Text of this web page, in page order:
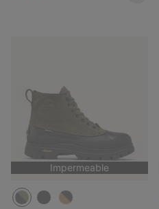
Impermeable